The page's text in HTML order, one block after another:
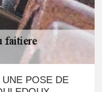
POSE DE